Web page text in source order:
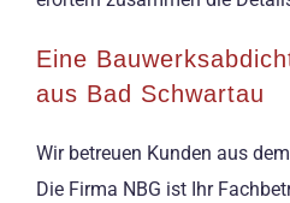
Eine
aus Bad Schwartau
Wir betreuen Kunden aus
Die Firma NBG ist Ihr